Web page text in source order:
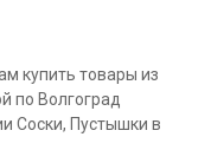
купить товары из
по Волгоград
Соски, Пустышки в